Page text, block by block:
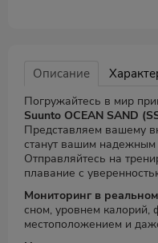
Описание
Погружайтесь в мир
Suunto OCEAN SAND
Представляем вашему
станут вашим надежным
Отправляйтесь на
плавание с
Мониторинг в
сном, уровнем калорий,
местоположением и